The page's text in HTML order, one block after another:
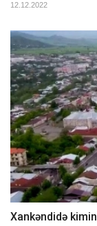
12.12.2022
Xankəndidə